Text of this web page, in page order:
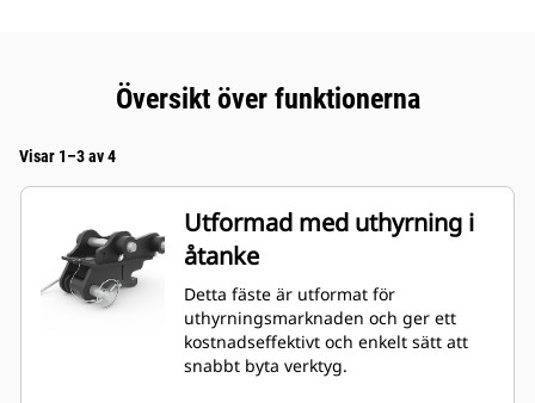
Översikt över funktionerna
Visar 1–3 av 4
Utformad med uthyrning i
åtanke
Detta fäste är utformat för
uthyrningsmarknaden och ger ett
kostnadseffektivt och enkelt sätt att
snabbt byta verktyg.